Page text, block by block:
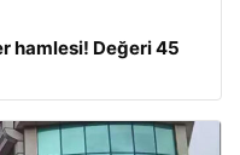
hamlesi! Değeri 45